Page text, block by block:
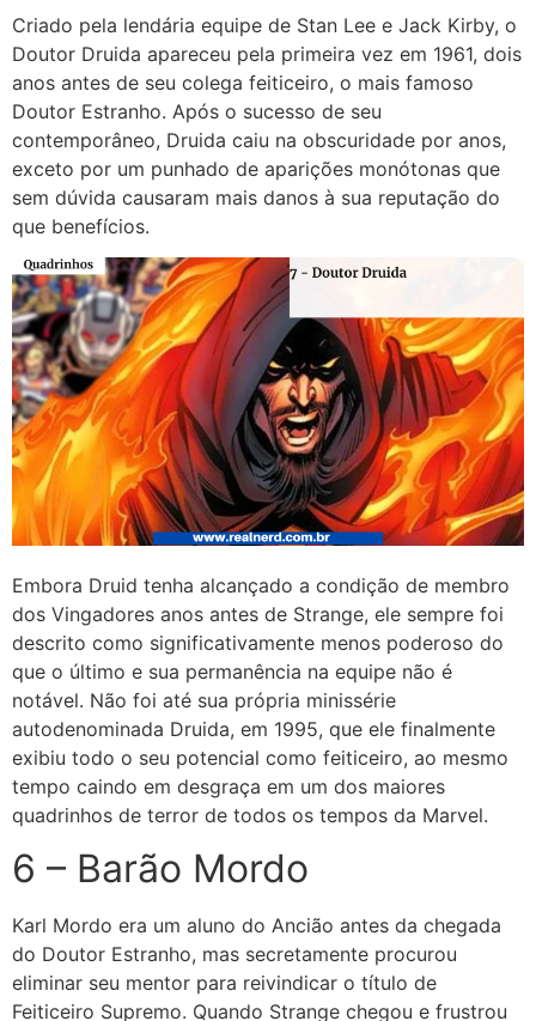
Criado pela lendária equipe de Stan Lee e Jack Kirby, o
Doutor Druida apareceu pela primeira vez em 1961, dois
anos antes de seu colega feiticeiro, o mais famoso
Doutor Estranho. Após o sucesso de seu
contemporâneo, Druida caiu na obscuridade por anos,
exceto por um punhado de aparições monótonas que
sem dúvida causaram mais danos à sua reputação do
que benefícios.
Embora Druid tenha alcançado a condição de membro
dos Vingadores anos antes de Strange, ele sempre foi
descrito como significativamente menos poderoso do
que o último e sua permanência na equipe não é
notável. Não foi até sua própria minissérie
autodenominada Druida, em 1995, que ele finalmente
exibiu todo o seu potencial como feiticeiro, ao mesmo
tempo caindo em desgraça em um dos maiores
quadrinhos de terror de todos os tempos da Marvel.
6 – Barão Mordo
Karl Mordo era um aluno do Ancião antes da chegada
do Doutor Estranho, mas secretamente procurou
eliminar seu mentor para reivindicar o título de
Feiticeiro Supremo. Quando Strange chegou e frustrou